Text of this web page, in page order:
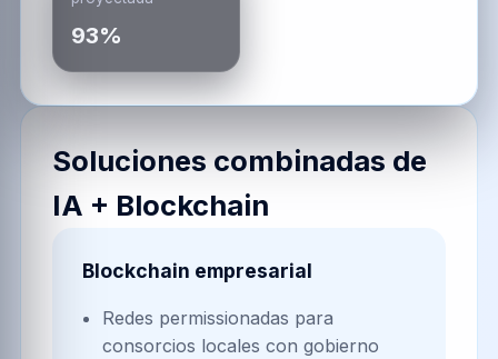
93%
Soluciones combinadas de
IA + Blockchain
Blockchain empresarial
Redes permissionadas para
consorcios locales con gobierno